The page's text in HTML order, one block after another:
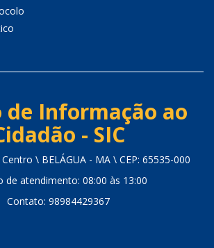
de Informação ao
- SIC
\ BELÁGUA - MA \ CEP: 65535-000
de atendimento: 08:00 às 13:00
Contato: 98984429367